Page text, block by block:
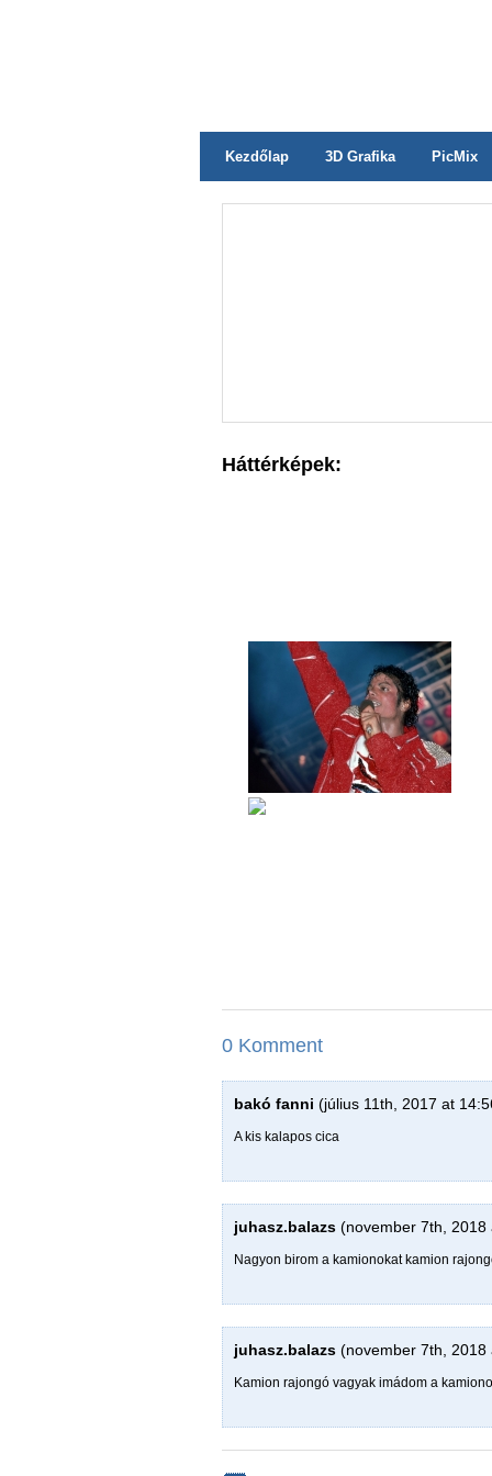
Kezdőlap 3D Grafika PicMix
Háttérképek:
0 Komment
bakó fanni (július 11th, 2017 at
A kis kalapos cica
juhasz.balazs (november 7th, 2018
Nagyon birom a kamionokat kamion
juhasz.balazs (november 7th, 2018
Kamion rajongó vagyak imádom a